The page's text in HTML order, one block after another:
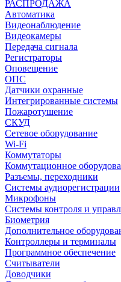
РАСПРОДАЖА
Автоматика
Видеонаблюдение
Видеокамеры
Передача сигнала
Регистраторы
Оповещение
ОПС
Датчики охранные
Интегрированные системы
Пожаротушение
СКУД
Сетевое оборудование
Wi-Fi
Коммутаторы
Коммутационное
Разъемы, переходники
Системы аудиорегистрации
Микрофоны
Системы контроля и
Биометрия
Дополнительное
Контроллеры и терминалы
Программное обеспечение
Считыватели
Доводчики